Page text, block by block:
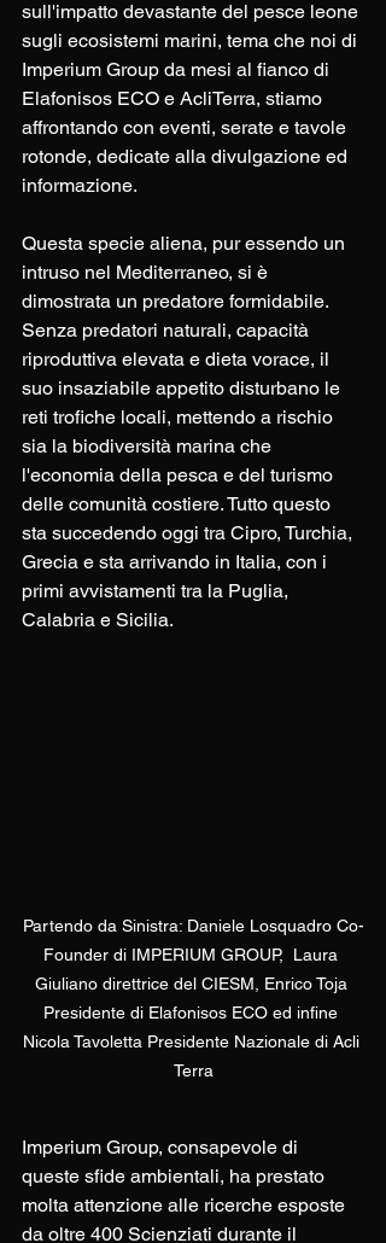
sull'impatto devastante del pesce leone
sugli ecosistemi marini, tema che noi di
Imperium Group da mesi al fianco di
Elafonisos ECO e AcliTerra, stiamo
affrontando con eventi, serate e tavole
rotonde, dedicate alla divulgazione ed
informazione.
Questa specie aliena, pur essendo un
intruso nel Mediterraneo, si è
dimostrata un predatore formidabile.
Senza predatori naturali, capacità
riproduttiva elevata e dieta vorace, il
suo insaziabile appetito disturbano le
reti trofiche locali, mettendo a rischio
sia la biodiversità marina che
l'economia della pesca e del turismo
delle comunità costiere. Tutto questo
sta succedendo oggi tra Cipro, Turchia,
Grecia e sta arrivando in Italia, con i
primi avvistamenti tra la Puglia,
Calabria e Sicilia.
Partendo da Sinistra: Daniele Losquadro Co-
Founder di IMPERIUM GROUP,  Laura
Giuliano direttrice del CIESM, Enrico Toja
Presidente di Elafonisos ECO ed infine
Nicola Tavoletta Presidente Nazionale di Acli
Terra
Imperium Group, consapevole di
queste sfide ambientali, ha prestato
molta attenzione alle ricerche esposte
da oltre 400 Scienziati durante il